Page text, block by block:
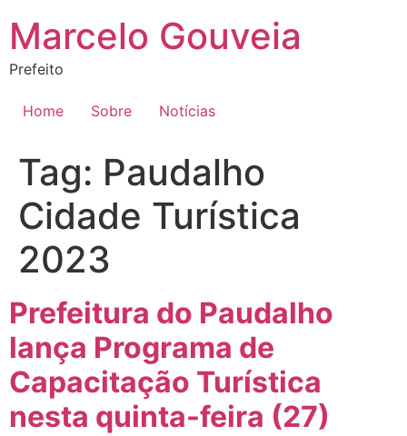
para
conteúdo
Marcelo Gouveia
Prefeito
Home Sobre Notícias
Tag: Paudalho
Cidade Turística
2023
Prefeitura do Paudalho
lança Programa de
Capacitação Turística
nesta quinta-feira (27)